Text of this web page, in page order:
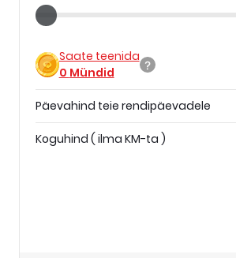
Saate teenida
0 Mündid
Päevahind teie rendipäevadele
Koguhind ( ilma KM-ta )